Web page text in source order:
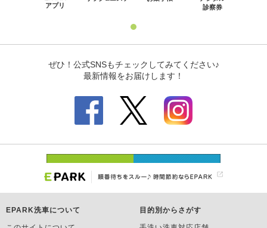
EPARK洗車について 目的別からさがす